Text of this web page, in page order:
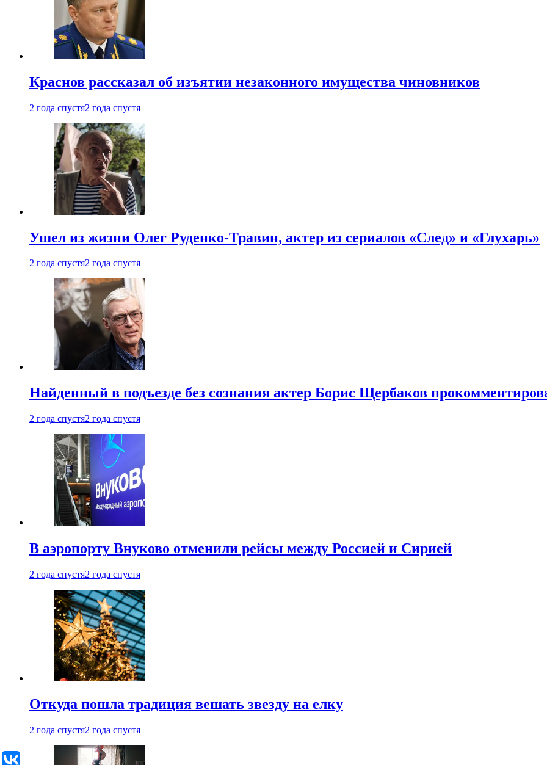
Краснов рассказал об изъятии незаконного имущества чиновников
2 года спустя2 года спустя
Ушел из жизни Олег Руденко-Травин, актер из сериалов «След» и «Глухарь»
2 года спустя2 года спустя
Найденный в подъезде без сознания актер Борис Щербаков
2 года спустя2 года спустя
В аэропорту Внуково отменили рейсы между Россией и Сирией
2 года спустя2 года спустя
Откуда пошла традиция вешать звезду на елку
2 года спустя2 года спустя